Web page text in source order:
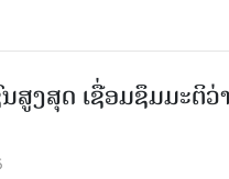
ສູງສຸດ ເຊື່ອມຊຶມມະຕິ